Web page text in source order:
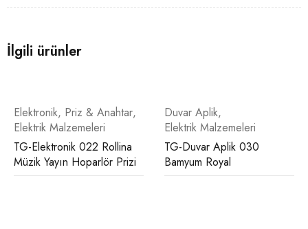
İlgili ürünler
Elektronik, Priz & Anahtar,
Elektrik Malzemeleri
TG-Elektronik 022 Rollina
Müzik Yayın Hoparlör Prizi
Duvar Aplik,
Elektrik Malzemeleri
TG-Duvar Aplik 030
Bamyum Royal